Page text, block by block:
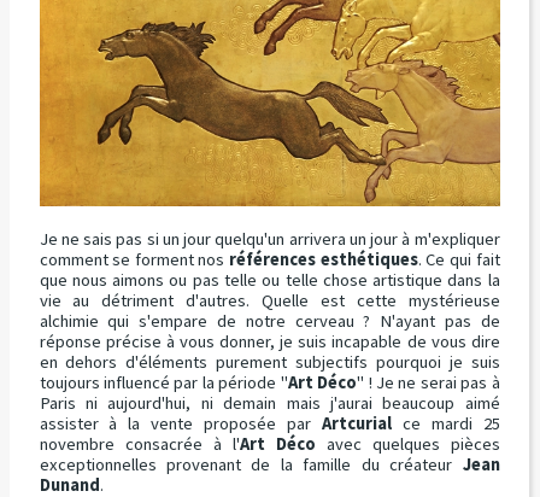
Je ne sais pas si un jour quelqu'un arrivera un jour à m'expliquer
comment se forment nos références esthétiques. Ce qui fait
que nous aimons ou pas telle ou telle chose artistique dans la
vie au détriment d'autres. Quelle est cette mystérieuse
alchimie qui s'empare de notre cerveau ? N'ayant pas de
réponse précise à vous donner, je suis incapable de vous dire
en dehors d'éléments purement subjectifs pourquoi je suis
toujours influencé par la période "Art Déco" ! Je ne serai pas à
Paris ni aujourd'hui, ni demain mais j'aurai beaucoup aimé
assister à la vente proposée par Artcurial ce mardi 25
novembre consacrée à l'Art Déco avec quelques pièces
exceptionnelles provenant de la famille du créateur Jean
Dunand.